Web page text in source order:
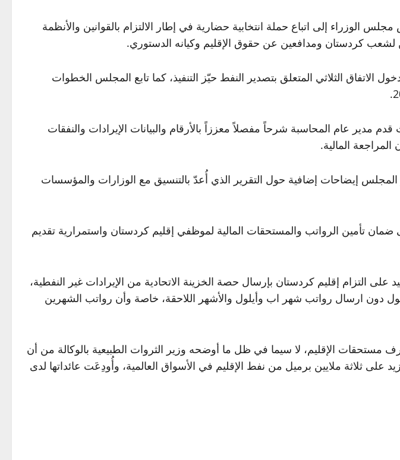
الوزراء إلى اتباع حملة انتخابية حضارية في إطار الالتزام بالقوانين والأنظمة
لشعب كردستان ومدافعين عن حقوق الإقليم وكيانه الدستوري.
الثلاثي المتعلق بتصدير النفط حيّز التنفيذ، كما تابع المجلس الخطوات
مدير عام المحاسبة شرحاً مفصلاً معززاً بالأرقام والبيانات الإيرادات والنفقات
المالية.
إيضاحات إضافية حول التقرير الذي أُعدّ بالتنسيق مع الوزارات والمؤسسات
تأمين الرواتب والمستحقات المالية لموظفي إقليم كردستان واستمرارية تقديم
على التزام إقليم كردستان بإرسال حصة الخزينة الاتحادية من الإيرادات غير النفطية،
دون ارسال رواتب شهر اب وأيلول والأشهر اللاحقة، خاصة وأن رواتب الشهرين
مستحقات الإقليم، لا سيما في ظل ما أوضحه وزير الثروات الطبيعية بالوكالة من أن
ثلاثة ملايين برميل من نفط الإقليم في الأسواق العالمية، وأُودِعَت عائداتها لدى